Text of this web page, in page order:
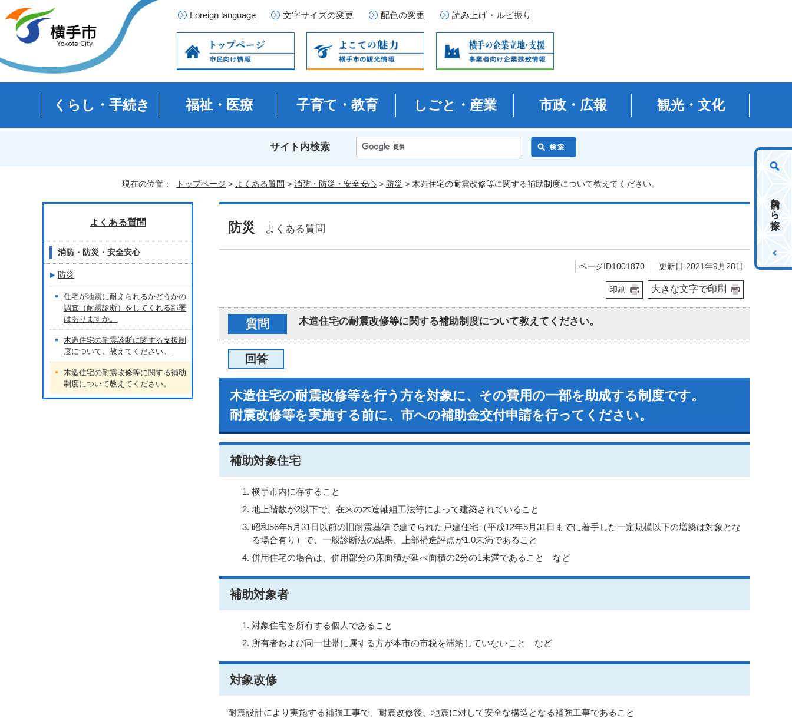
Foreign language 文字サイズの変更 配色の変更 読み上げ・ルビ振り
くらし・手続き 福祉・医療 子育て・教育 しごと・産業 市政・広報 観光・文化
サイト内検索
目的から探す
現在の位置： トップページ > よくある質問 > 消防・防災・安全安心 > 防災 > 木造住宅の耐震改修等に関する補助制度について教えてください。
防災 よくある質問
ページID1001870 更新日 2021年9月28日
印刷 大きな文字で印刷
質問 木造住宅の耐震改修等に関する補助制度について教えてください。
回答
木造住宅の耐震改修等を行う方を対象に、その費用の一部を助成する制度です。
耐震改修等を実施する前に、市への補助金交付申請を行ってください。
補助対象住宅
横手市内に存すること
地上階数が2以下で、在来の木造軸組工法等によって建築されていること
昭和56年5月31日以前の旧耐震基準で建てられた戸建住宅（平成12年5月31日までに着手した一定規模以下の増築は対象とな
る場合有り）で、一般診断法の結果、上部構造評点が1.0未満であること
併用住宅の場合は、併用部分の床面積が延べ面積の2分の1未満であること など
補助対象者
対象住宅を所有する個人であること
所有者および同一世帯に属する方が本市の市税を滞納していないこと など
対象改修
耐震設計により実施する補強工事で、耐震改修後、地震に対して安全な構造となる補強工事であること
よくある質問
消防・防災・安全安心
防災
住宅が地震に耐えられるかどうかの
調査（耐震診断）をしてくれる部署
はありますか。
木造住宅の耐震診断に関する支援制
度について、教えてください。
木造住宅の耐震改修等に関する補助
制度について教えてください。